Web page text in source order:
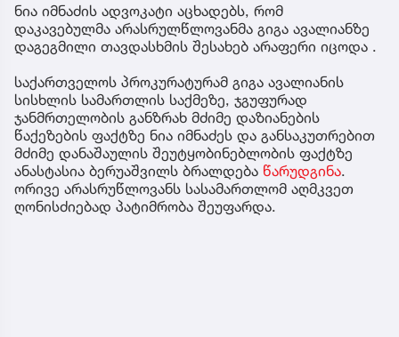
ნია იმნაძის ადვოკატი აცხადებს, რომ
დაკავებულმა არასრულწლოვანმა გიგა ავალიანზე
დაგეგმილი თავდასხმის შესახებ არაფერი იცოდა .
საქართველოს პროკურატურამ გიგა ავალიანის
სისხლის სამართლის საქმეზე, ჯგუფურად
ჯანმრთელობის განზრახ მძიმე დაზიანების
წაქეზების ფაქტზე ნია იმნაძეს და განსაკუთრებით
მძიმე დანაშაულის შეუტყობინებლობის ფაქტზე
ანასტასია ბერუაშვილს ბრალდება წარუდგინა.
ორივე არასრუწლოვანს სასამართლომ აღმკვეთ
ღონისძიებად პატიმრობა შეუფარდა.